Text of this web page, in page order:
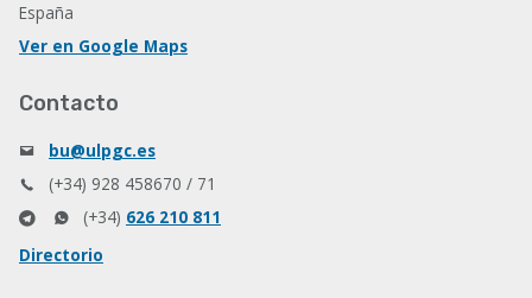
España
Ver en Google Maps
Contacto
bu@ulpgc.es
(+34) 928 458670 / 71
(+34) 626 210 811
Directorio